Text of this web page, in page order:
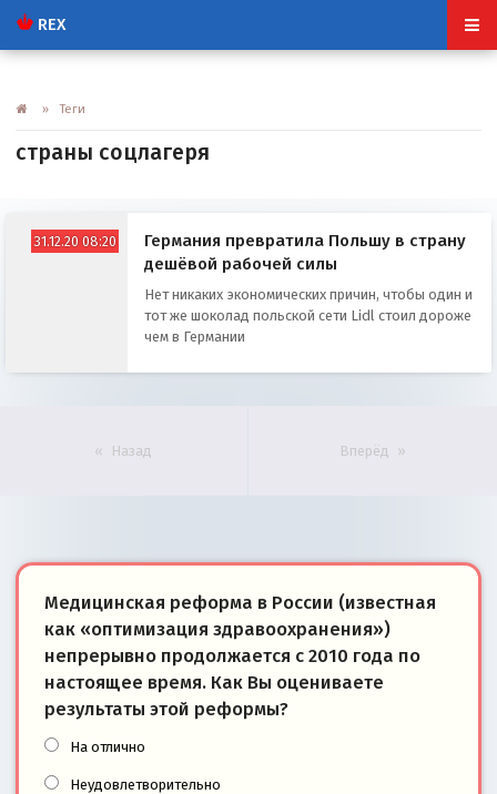
REX
» Теги
страны соцлагеря
31.12.20 08:20
Германия превратила Польшу в страну
дешёвой рабочей силы
Нет никаких экономических причин, чтобы один и
тот же шоколад польской сети Lidl стоил дороже
чем в Германии
Назад Вперёд
Медицинская реформа в России (известная
как «оптимизация здравоохранения»)
непрерывно продолжается с 2010 года по
настоящее время. Как Вы оцениваете
результаты этой реформы?
На отлично
Неудовлетворительно